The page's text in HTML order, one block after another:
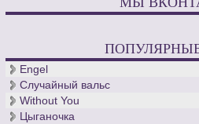
Engel
Случайный вальс
Without You
Цыганочка